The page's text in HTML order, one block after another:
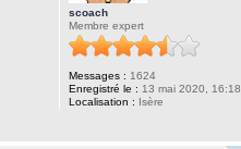
scoach
Membre expert
Messages : 1624
Enregistré le : 13 mai 2020, 16:18
Localisation : Isère